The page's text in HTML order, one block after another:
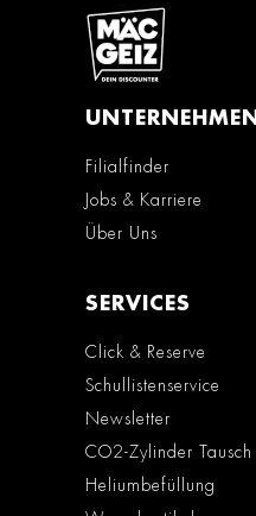
UNTERNEHMEN
Filialfinder
Jobs & Karriere
Über Uns
SERVICES
Click & Reserve
Schullistenservice
Newsletter
CO2-Zylinder Tausch
Heliumbefüllung